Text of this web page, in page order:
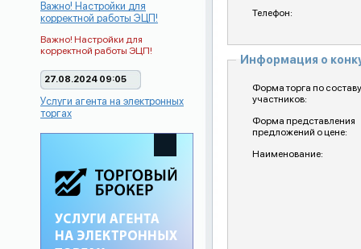
Важно! Настройки для
корректной работы ЭЦП!
Важно! Настройки для
корректной работы ЭЦП!
27.08.2024 09:05
Услуги агента на электронных
торгах
Телефон:
Информация о
Форма торга по составу
участников:
Форма представления
предложений о цене:
Наименование: